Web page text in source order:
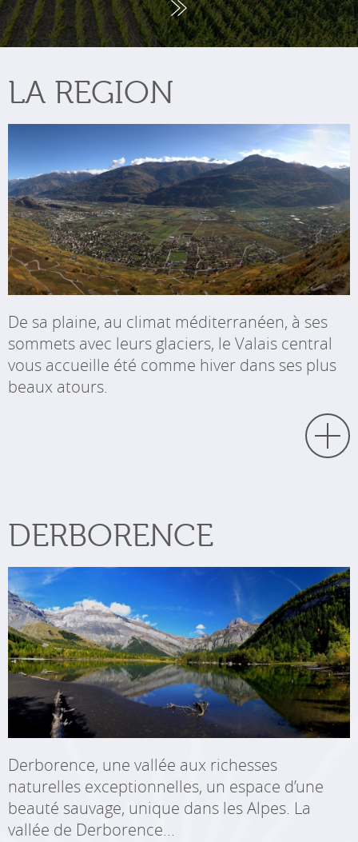
LA REGION
De sa plaine, au climat méditerranéen, à ses
sommets avec leurs glaciers, le Valais central
vous accueille été comme hiver dans ses plus
beaux atours.
DERBORENCE
Derborence, une vallée aux richesses
naturelles exceptionnelles, un espace d’une
beauté sauvage, unique dans les Alpes. La
vallée de Derborence...